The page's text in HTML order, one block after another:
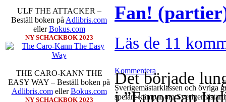
ULF THE ATTACKER –
Beställ boken på Adlibris.com
ellerBokus.com
NY SCHACKBOK 2023
THE CARO-KANN THE
EASY WAY – Beställ boken på
Adlibris.comellerBokus.com
NY SCHACKBOK 2023
Kommentera
Sverigemästarklassen och övriga
spelare kämpar om
Fan!
Läs de 11
Det började
i ”European